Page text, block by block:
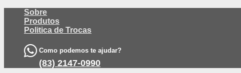
content
Sobre
Produtos
Politica de Trocas
Como podemos te ajudar?
(83) 2147-0990